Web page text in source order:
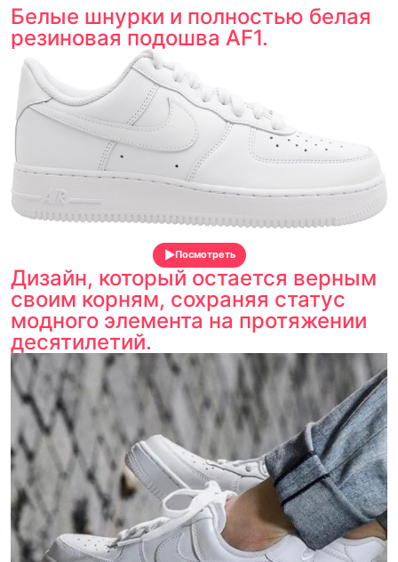
Белые шнурки и полностью белая
резиновая подошва AF1.
Посмотреть
Дизайн, который остается верным
своим корням, сохраняя статус
модного элемента на протяжении
десятилетий.